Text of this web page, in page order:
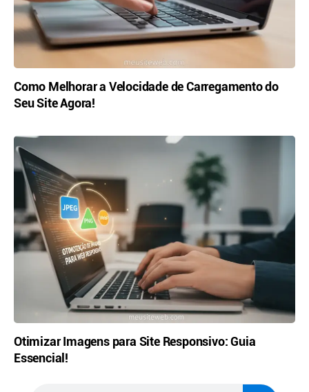
Como Melhorar a Velocidade de Carregamento do
Seu Site Agora!
Otimizar Imagens para Site Responsivo: Guia
Essencial!